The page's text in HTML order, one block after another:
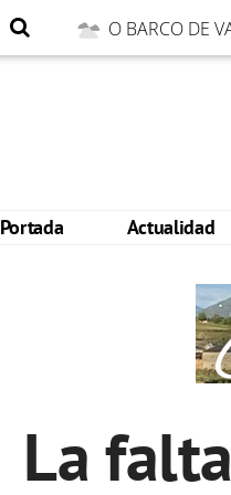
O BARCO DE
Portada Actualidad
La